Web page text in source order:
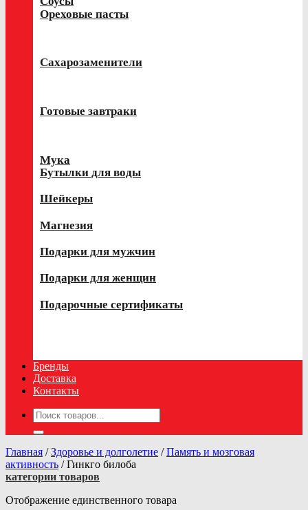
Ореховые пасты
Сахарозаменители
Готовые завтраки
Мука
Бутылки для воды
Шейкеры
Магнезия
Подарки для мужчин
Подарки для женщин
Подарочные сертификаты
Бренды
Доставка
Контакты
Искать:
Главная / Здоровье и долголетие / Память и мозговая
активность /Гинкго билоба
категории товаров
Отображение единственного товара